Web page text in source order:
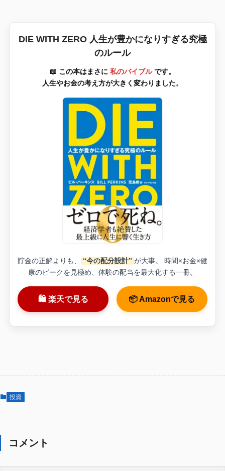
DIE WITH ZERO 人生が豊かになりすぎる究極
のルール
📖 この本はまさに 私のバイブルです。
人生やお金の考え方が大きく変わりました。
貯金の正解よりも、 “今の配分設計” が大事。 時間×お金×健
康のピークを見極め、体験の配当を最大化する一冊。
🛍 楽天で見る 📦 Amazonで見る
投資
コメント